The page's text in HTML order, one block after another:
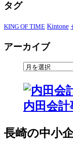
タグ
KING OF TIME Kintone
アーカイブ
長崎の中小